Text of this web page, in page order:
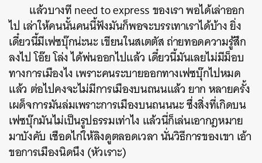
แล้วบางที need to express ของเรา พอได้เล่าออก
ไป เล่าให้คนนั้นคนนี้ฟังมันก็พอจะบรรเทาเราได้บ้าง ยิ่ง
เดี๋ยวนี้มีเฟซบุ๊กน่ะนะ เขียนในสเตตัส ถ่ายทอดความรู้สึก
ลงไป โอ๊ย โล่ง ได้พ่นออกไปแล้ว เดี๋ยวนี้มันเลยไม่มีม็อบ
ทางการเมืองไง เพราะคนระบายออกทางเฟซบุ๊กไปหมด
แล้ว ต่อไปคงจะไม่มีการเมืองบนถนนแล้ว ยาก หลายครั้ง
เผด็จการมันล่มเพราะการเมืองบนถนนนะ ซึ่งสิ่งที่เกิดบน
เฟซบุ๊กมันไม่เป็นรูปธรรมเท่าไง แล้วนี่ก็เล่นเอากฎหมาย
มาบังคับ เชือดไก่ให้ลิงดูตลอดเวลา นั่นวิธีการของเขา เอ้า
ขอการเมืองนิดนึง (หัวเราะ)